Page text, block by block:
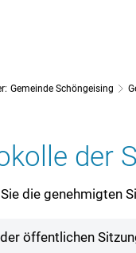
Gemeinde Schöngeising
der
die genehmigten
öffentlichen